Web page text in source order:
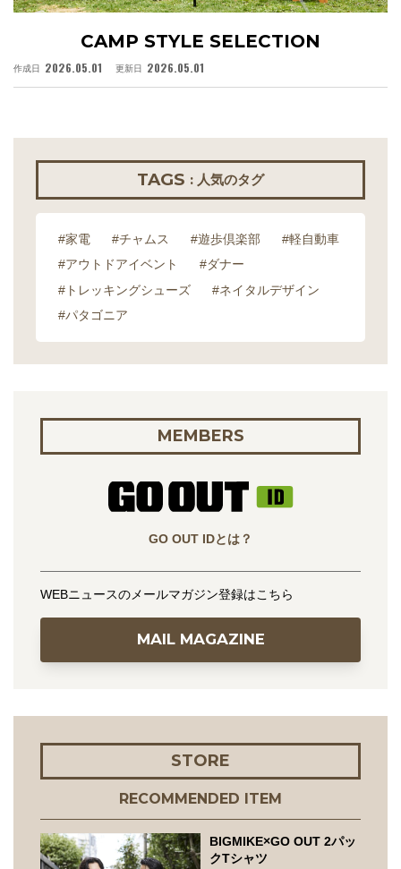
CAMP STYLE SELECTION
作成日 2026.05.01 更新日 2026.05.01
TAGS : 人気のタグ
#家電 #チャムス #遊歩倶楽部
#軽自動車
#アウトドアイベント
#ダナー
#トレッキングシューズ
#ネイタルデザイン
#パタゴニア
MEMBERS
GO OUT IDとは？
WEBニュースのメールマガジン登録はこちら
MAIL MAGAZINE
STORE
RECOMMENDED ITEM
BIGMIKE×GO OUT 2パッ
クTシャツ